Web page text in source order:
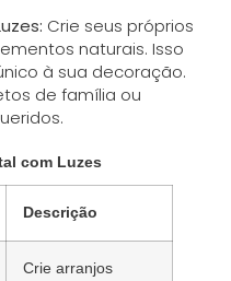
Crie seus próprios
naturais. Isso
à sua decoração.
de família ou
com Luzes
Descrição
Crie arranjos